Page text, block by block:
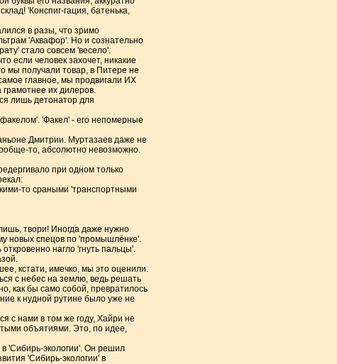
'Конспиг-гация, батенька,
в разы, что зримо
'Аквафор'. Но и сознательно
стало совсем 'весело'.
если человек захочет, никакие
мы получали товар, в Питере не
главное, мы продвигали ИХ
их дилеров.
лишь детонатор для
'Факел' - его непомерные
Дмитрии. Муртазаев даже не
то, абсолютно невозможно.
при одном только
то сраными 'транспортными
твори! Иногда даже нужно
новых спецов по 'промышлёнке'.
нагло 'гнуть пальцы'.
кстати, имечко, мы это оценили.
с небес на землю, ведь решать
как бы само собой, превратилось
к нудной рутине было уже не
с нами в том же году, Хайри не
объятиями. Это, по идее,
в 'Сибирь-экологии'. Он решил
'Сибирь-экологии' в